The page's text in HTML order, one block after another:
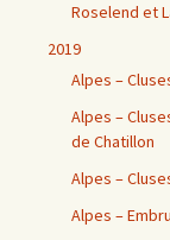
Roselend et
2019
Alpes –
Alpes –
de Chatillon
Alpes –
Alpes –